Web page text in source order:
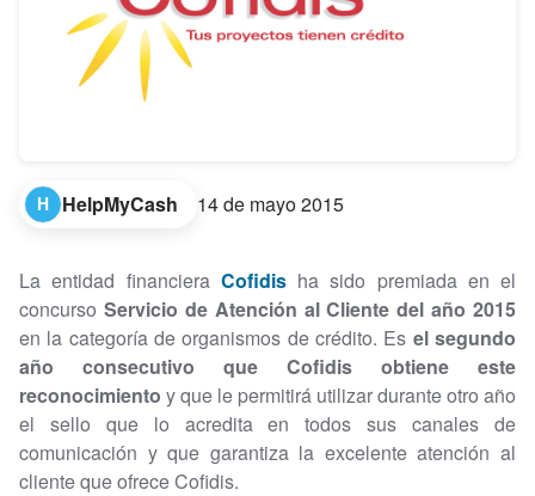
H HelpMyCash 14 de mayo 2015
La entidad financiera Cofidisha sido premiada en el
concurso Servicio de Atención al Cliente del año 2015
en la categoría de organismos de crédito. Es el segundo
año consecutivo que Cofidis obtiene este
reconocimiento y que le permitirá utilizar durante otro año
el sello que lo acredita en todos sus canales de
comunicación y que garantiza la excelente atención al
cliente que ofrece Cofidis.